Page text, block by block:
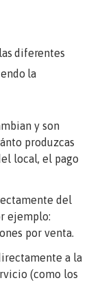
diferentes
la
y son
produzcas
local, el pago
del
ejemplo:
por venta.
a la
(como los